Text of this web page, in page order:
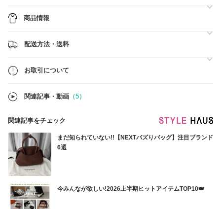
・すべて追跡番号付きの配送方法でお届けいたします。
・仕入れの都合上、ショッピングバッグやギフト包装は付属しない場合
がございます。
・ご注文確定後のサイズ・デザイン変更、キャンセルはお受けいたしか
用には「あんしんプラス」へのご加入が必要です。
商品情報
配送方法・送料
お取引について
関連記事・動画 （5）
関連記事をチェック
まだ知られていない!!【NEXTバズりバッグ】注目ブランド
6選
今みんなが欲しい!2026上半期ヒットアイテムTOP10👑